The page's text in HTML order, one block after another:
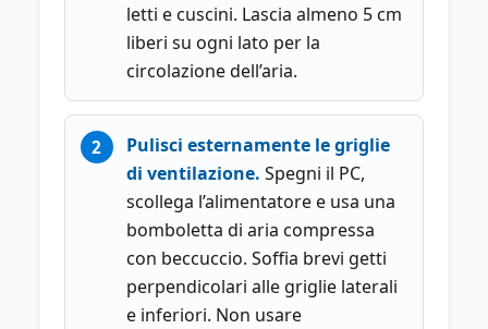
letti e cuscini. Lascia almeno 5 cm
liberi su ogni lato per la
circolazione dell’aria.
Pulisci esternamente le griglie
di ventilazione. Spegni il PC,
scollega l’alimentatore e usa una
bomboletta di aria compressa
con beccuccio. Soffia brevi getti
perpendicolari alle griglie laterali
e inferiori. Non usare